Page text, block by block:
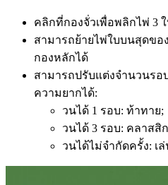
คลิกที่กองจั่วเพื่อพลิกไพ่ 3
สามารถย้ายไพ่ใบบนสุดขอ
กองหลักได้
สามารถปรับแต่งจำนวนรอ
ความยากได้:
วนได้ 1 รอบ: ท้าทาย;
วนได้ 3 รอบ: คลาสสิ
วนได้ไม่จำกัดครั้ง: เ